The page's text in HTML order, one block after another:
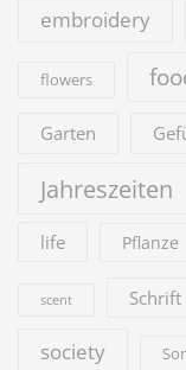
embroidery
flowers
Garten
Jahreszeiten
life Pflanze
scent Schrift
society